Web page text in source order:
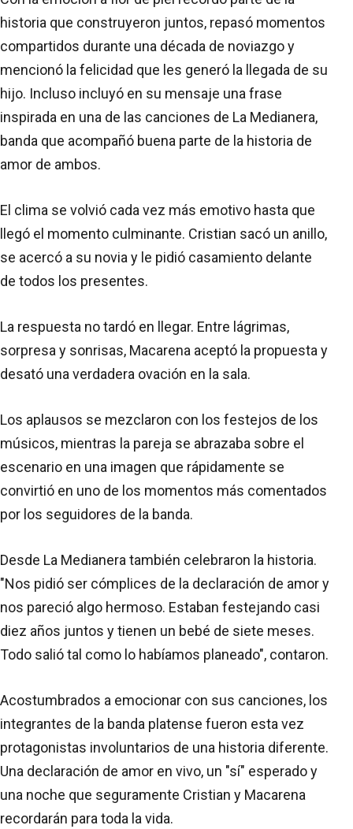
historia que construyeron juntos, repasó momentos
compartidos durante una década de noviazgo y
mencionó la felicidad que les generó la llegada de su
hijo. Incluso incluyó en su mensaje una frase
inspirada en una de las canciones de La Medianera,
banda que acompañó buena parte de la historia de
amor de ambos.
El clima se volvió cada vez más emotivo hasta que
llegó el momento culminante. Cristian sacó un anillo,
se acercó a su novia y le pidió casamiento delante
de todos los presentes.
La respuesta no tardó en llegar. Entre lágrimas,
sorpresa y sonrisas, Macarena aceptó la propuesta y
desató una verdadera ovación en la sala.
Los aplausos se mezclaron con los festejos de los
músicos, mientras la pareja se abrazaba sobre el
escenario en una imagen que rápidamente se
convirtió en uno de los momentos más comentados
por los seguidores de la banda.
Desde La Medianera también celebraron la historia.
"Nos pidió ser cómplices de la declaración de amor y
nos pareció algo hermoso. Estaban festejando casi
diez años juntos y tienen un bebé de siete meses.
Todo salió tal como lo habíamos planeado", contaron.
Acostumbrados a emocionar con sus canciones, los
integrantes de la banda platense fueron esta vez
protagonistas involuntarios de una historia diferente.
Una declaración de amor en vivo, un "sí" esperado y
una noche que seguramente Cristian y Macarena
recordarán para toda la vida.